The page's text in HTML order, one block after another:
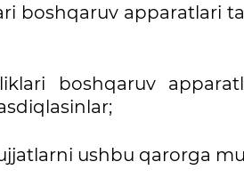
boshqaruv apparatlari
boshqaruv
ushbu qarorga